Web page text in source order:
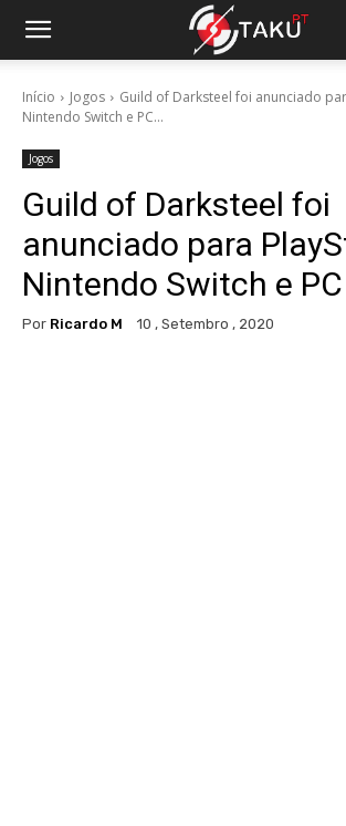
Início Jogos
Guild of Darksteel foi anunciado
Nintendo Switch e PC...
Jogos
Guild of Darksteel foi
anunciado para
Nintendo Switch e
Por Ricardo M 10 , Setembro , 2020